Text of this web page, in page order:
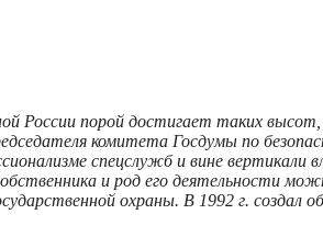
России порой достигает таких
комитета Госдумы по
спецслужб и вине
и род его деятельности
охраны. В 1992 г. создал